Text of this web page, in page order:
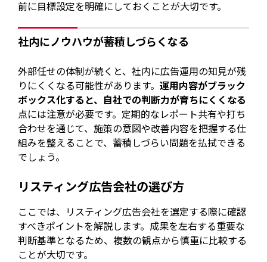
前に目標設定を明確にしておくことが大切です。
社内にノウハウが蓄積しづらくなる
外部任せの体制が続くと、社内に広告運用の知見が残
りにくくなる可能性があります。運用内容がブラック
ボックス化すると、自社での判断力が育ちにくくなる
点には注意が必要です。定期的なレポート共有や打ち
合わせを通じて、施策の意図や改善内容を把握する仕
組みを整えることで、蓄積しづらい問題を払拭できる
でしょう。
リスティング広告会社の選び方
ここでは、リスティング広告会社を選定する際に確認
すべきポイントを解説します。成果を左右する重要な
判断基準となるため、複数の観点から慎重に比較する
ことが大切です。